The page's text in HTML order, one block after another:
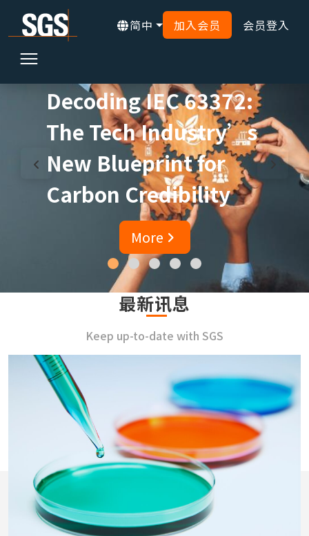
简中 加入会员 会员登入
Decoding IEC 63372:
The Tech Industry’s
New Blueprint for
Carbon Credibility
More
最新讯息
Keep up-to-date with SGS